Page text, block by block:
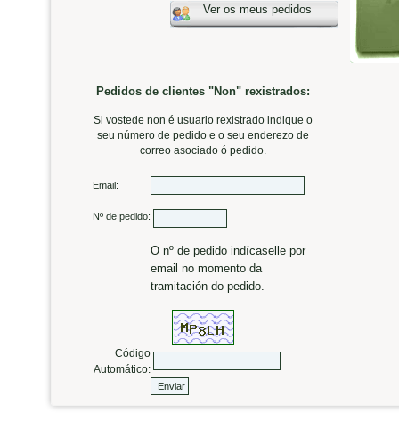
Ver os meus pedidos
Pedidos de clientes "Non" rexistrados:
Si vostede non é usuario rexistrado indique o
seu número de pedido e o seu enderezo de
correo asociado ó pedido.
Email:
Nº de pedido:
O nº de pedido indícaselle por
email no momento da
tramitación do pedido.
Código
Automático: